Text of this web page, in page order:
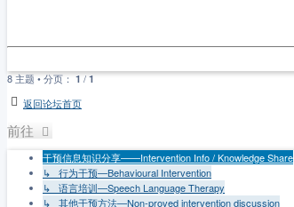
8 主题 • 分页：1/1
返回论坛首页
前往
干预信息知识分享——Intervention Info / Knowledge Share
↳ 行为干预—Behavioural Intervention
↳ 语言培训—Speech Language Therapy
↳ 其他干预方法—Non-proved intervention discussion